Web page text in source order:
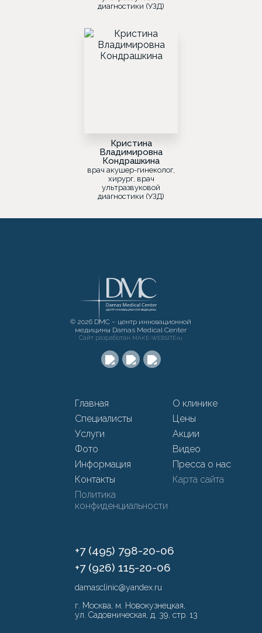
диагностики (УЗД)
Кристина
Владимировна
Кондрашкина
врач акушер-гинеколог,
хирург, врач
ультразвуковой
диагностики (УЗД)
© 2026 DMC – центр инновационной
медицины Damas Medical Center
Сайт разработан MAKE-WEBSITE.ru
Главная
О клинике
Специалисты
Цены
Услуги
Акции
Фото
Видео
Информация
Пресса о нас
Контакты
Карта сайта
Политика
конфиденциальности
+7 (495) 798-20-06
+7 (926) 115-20-06
damasclinic@yandex.ru
г. Москва, м. Новокузнецкая,
ул. Садовническая, д. 39, стр. 13